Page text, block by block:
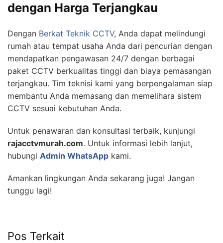
dengan Harga Terjangkau
Dengan Berkat Teknik CCTV, Anda dapat melindungi
rumah atau tempat usaha Anda dari pencurian dengan
mendapatkan pengawasan 24/7 dengan berbagai
paket CCTV berkualitas tinggi dan biaya pemasangan
terjangkau. Tim teknisi kami yang berpengalaman siap
membantu Anda memasang dan memelihara sistem
CCTV sesuai kebutuhan Anda.
Untuk penawaran dan konsultasi terbaik, kunjungi
rajacctvmurah.com. Untuk informasi lebih lanjut,
hubungi Admin WhatsApp kami.
Amankan lingkungan Anda sekarang juga! Jangan
tunggu lagi!
Pos Terkait